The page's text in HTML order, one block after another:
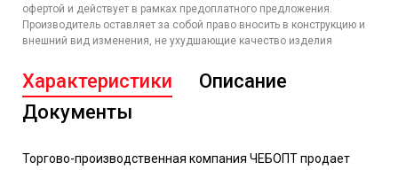
офертой и действует в рамках предоплатного предложения.
Производитель оставляет за собой право вносить в конструкцию и
внешний вид изменения, не ухудшающие качество изделия
Характеристики
Описание
Документы
Торгово-производственная компания ЧЕБОПТ продает